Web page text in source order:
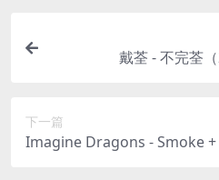
戴荃 - 不完荃
下一篇
Imagine Dragons - Smoke